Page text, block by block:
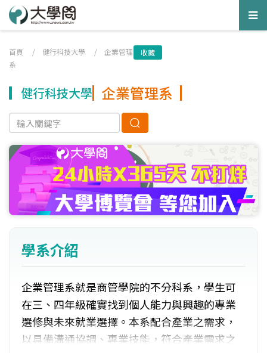
首頁 / 健行科技大學 / 企業管理
系
收藏
健行科技大學 企業管理系
學系介紹
企業管理系就是商管學院的不分科系，學生可
在三、四年級確實找到個人能力與興趣的專業
選修與未來就業選擇。本系配合產業之需求，
以具備溝通協調、專業技能，符合產業需求之